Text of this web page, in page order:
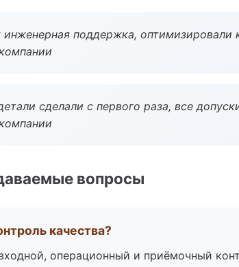
инженерная поддержка,
сделали с первого раза, все
вопросы
качества?
операционный и приёмочный